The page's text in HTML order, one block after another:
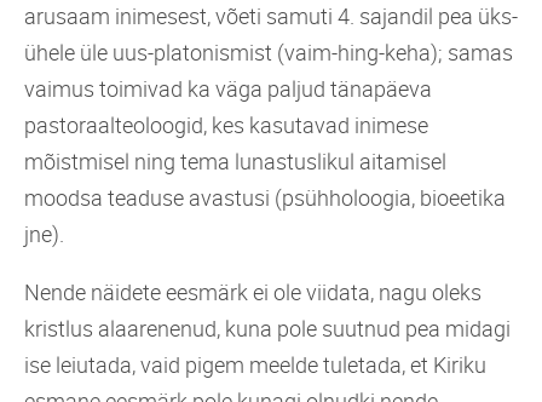
arusaam inimesest, võeti samuti 4. sajandil pea üks-
ühele üle uus-platonismist (vaim-hing-keha); samas
vaimus toimivad ka väga paljud tänapäeva
pastoraalteoloogid, kes kasutavad inimese
mõistmisel ning tema lunastuslikul aitamisel
moodsa teaduse avastusi (psühholoogia, bioeetika
jne).
Nende näidete eesmärk ei ole viidata, nagu oleks
kristlus alaarenenud, kuna pole suutnud pea midagi
ise leiutada, vaid pigem meelde tuletada, et Kiriku